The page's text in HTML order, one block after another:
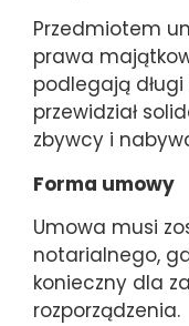
Przedmiotem
prawa
podlegają
przewidział
zbywcy i
Forma umowy
Umowa musi
notarialnego,
konieczny dla
rozporządzenia.